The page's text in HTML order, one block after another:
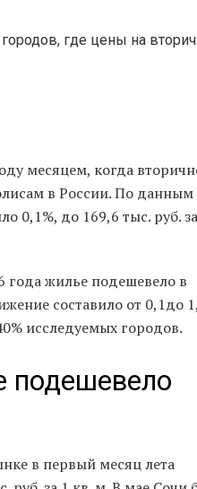
где цены на
месяцем, когда
в России. По данным
0,1%, до 169,6 тыс. руб.
года жилье подешевело в
составило от 0,1до
исследуемых городов.
подешевело
в первый месяц лета